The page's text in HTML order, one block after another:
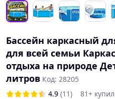
Бассейн каркасный
для всей семьи
отдыха на природе
литров Код: 28205
4.9 (11)
81+